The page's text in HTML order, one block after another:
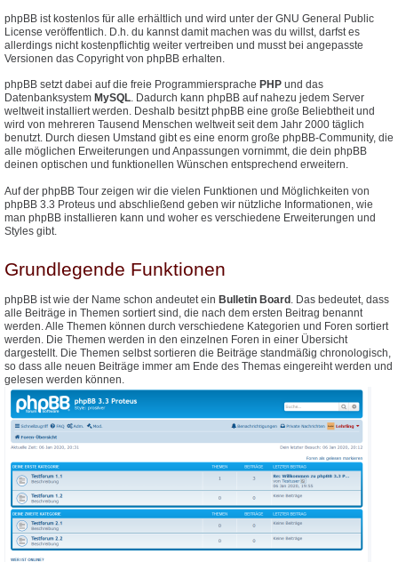
phpBB ist kostenlos für alle erhältlich und wird unter der GNU General Public
License veröffentlich. D.h. du kannst damit machen was du willst, darfst es
allerdings nicht kostenpflichtig weiter vertreiben und musst bei angepasste
Versionen das Copyright von phpBB erhalten.
phpBB setzt dabei auf die freie Programmiersprache PHP und das
Datenbanksystem MySQL. Dadurch kann phpBB auf nahezu jedem Server
weltweit installiert werden. Deshalb besitzt phpBB eine große Beliebtheit und
wird von mehreren Tausend Menschen weltweit seit dem Jahr 2000 täglich
benutzt. Durch diesen Umstand gibt es eine enorm große phpBB-Community, die
alle möglichen Erweiterungen und Anpassungen vornimmt, die dein phpBB
deinen optischen und funktionellen Wünschen entsprechend erweitern.
Auf der phpBB Tour zeigen wir die vielen Funktionen und Möglichkeiten von
phpBB 3.3 Proteus und abschließend geben wir nützliche Informationen, wie
man phpBB installieren kann und woher es verschiedene Erweiterungen und
Styles gibt.
Grundlegende Funktionen
phpBB ist wie der Name schon andeutet ein Bulletin Board . Das bedeutet, dass
alle Beiträge in Themen sortiert sind, die nach dem ersten Beitrag benannt
werden. Alle Themen können durch verschiedene Kategorien und Foren sortiert
werden. Die Themen werden in den einzelnen Foren in einer Übersicht
dargestellt. Die Themen selbst sortieren die Beiträge standmäßig chronologisch,
so dass alle neuen Beiträge immer am Ende des Themas eingereiht werden und
gelesen werden können.